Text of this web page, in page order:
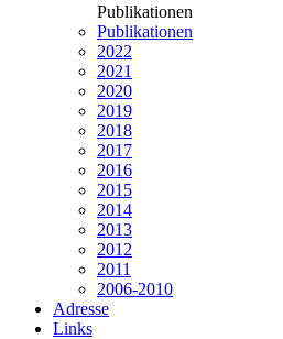
Publikationen
Publikationen
2022
2021
2020
2019
2018
2017
2016
2015
2014
2013
2012
2011
2006-2010
Adresse
Links